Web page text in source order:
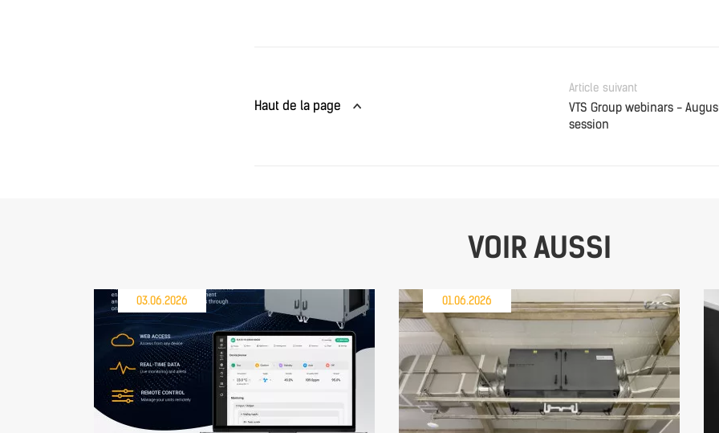
Haut de la page
Article suivant
VTS Group webinars -
session
VOIR AUSSI
03.06.2026 01.06.2026